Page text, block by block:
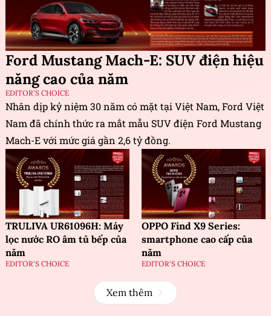
Ford Mustang Mach-E: SUV điện hiệu
năng cao của năm
EDITOR'S CHOICE
Nhân dịp kỷ niệm 30 năm có mặt tại Việt Nam, Ford Việt
Nam đã chính thức ra mắt mẫu SUV điện Ford Mustang
Mach-E với mức giá gần 2,6 tỷ đồng.
TRULIVA UR61096H: Máy
lọc nước RO âm tủ bếp của
năm
EDITOR'S CHOICE
OPPO Find X9 Series:
smartphone cao cấp của
năm
EDITOR'S CHOICE
Xem thêm